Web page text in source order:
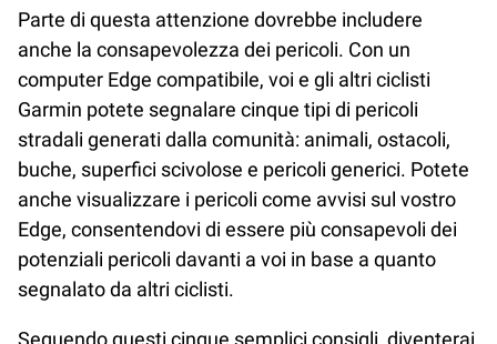
Parte di questa attenzione dovrebbe includere
anche la consapevolezza dei pericoli. Con un
computer Edge compatibile, voi e gli altri ciclisti
Garmin potete segnalare cinque tipi di pericoli
stradali generati dalla comunità: animali, ostacoli,
buche, superfici scivolose e pericoli generici. Potete
anche visualizzare i pericoli come avvisi sul vostro
Edge, consentendovi di essere più consapevoli dei
potenziali pericoli davanti a voi in base a quanto
segnalato da altri ciclisti.
Seguendo questi cinque semplici consigli, diventerai